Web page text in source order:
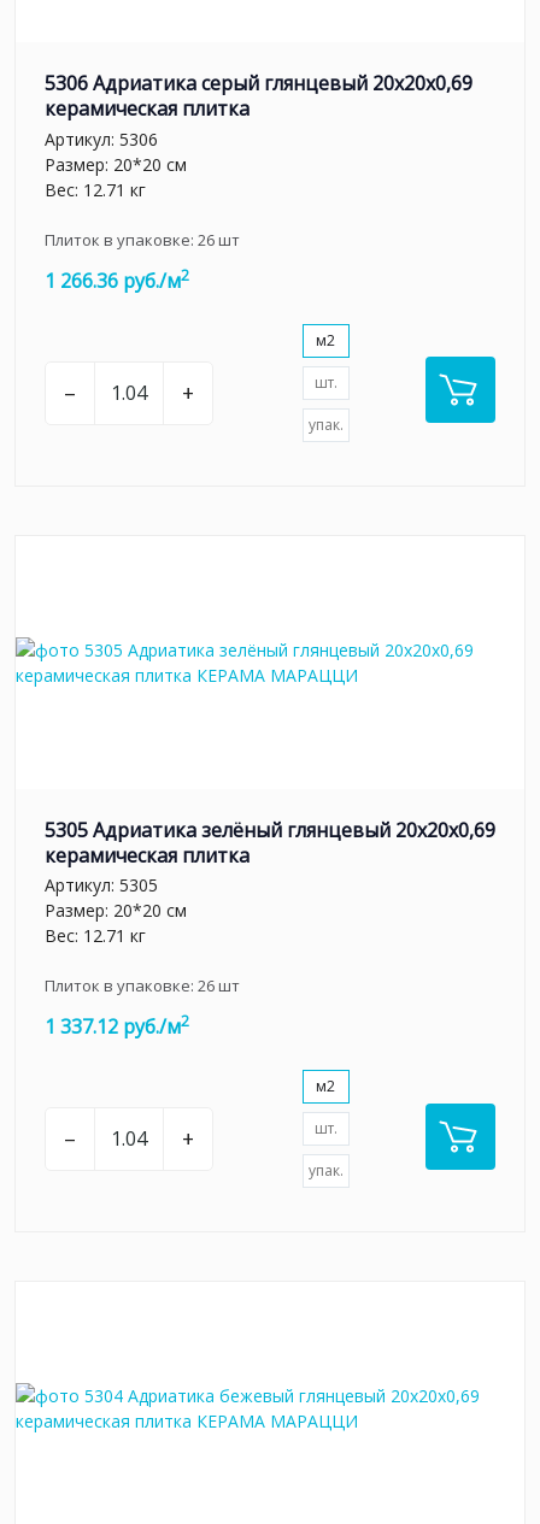
5306 Адриатика серый глянцевый 20x20x0,69
керамическая плитка
Артикул: 5306
Размер: 20*20 см
Вес: 12.71 кг
Плиток в упаковке: 26шт
1 266.36 руб./м2
– +
м2
шт.
упак.
5305 Адриатика зелёный глянцевый 20x20x0,69
керамическая плитка
Артикул: 5305
Размер: 20*20 см
Вес: 12.71 кг
Плиток в упаковке: 26шт
1 337.12 руб./м2
– +
м2
шт.
упак.